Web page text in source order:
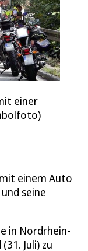
einer
einem Auto
seine
in Nordrhein-
Juli) zu